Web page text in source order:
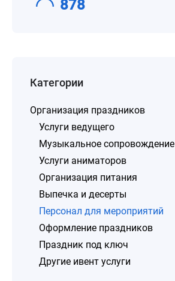
878
Категории
Организация праздников
Услуги ведущего
Музыкальное сопровождение
Услуги аниматоров
Организация питания
Выпечка и десерты
Персонал для мероприятий
Оформление праздников
Праздник под ключ
Другие ивент услуги